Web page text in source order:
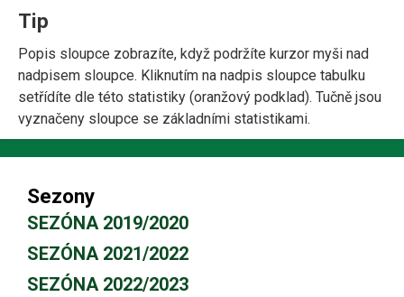
Tip
Popis sloupce zobrazíte, když podržíte kurzor myši nad
nadpisem sloupce. Kliknutím na nadpis sloupce tabulku
setřídíte dle této statistiky (oranžový podklad). Tučně jsou
vyznačeny sloupce se základními statistikami.
Sezony
SEZÓNA 2019/2020
SEZÓNA 2021/2022
SEZÓNA 2022/2023